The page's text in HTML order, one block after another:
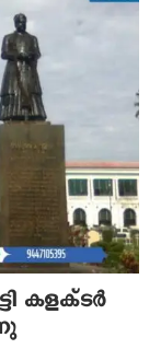
കളക്ടർ